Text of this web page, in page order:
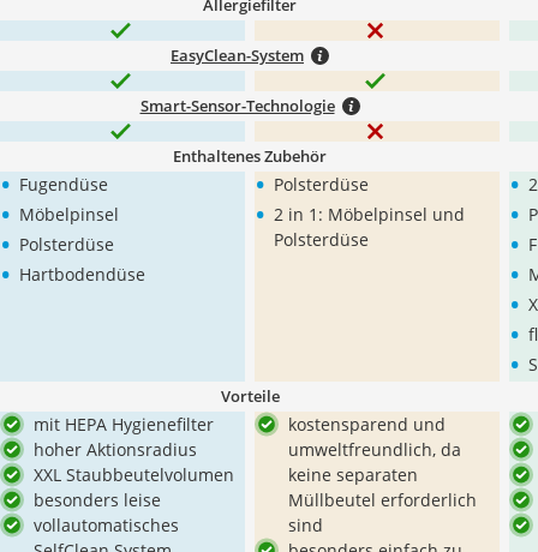
Allergiefilter
EasyClean-System
Smart-Sensor-Technologie
Enthaltenes Zubehör
• Fugendüse
• Möbelpinsel
• Polsterdüse
• Hartbodendüse
• Polsterdüse
• 2 in 1: Möbelpinsel und
Polsterdüse
•
•
•
•
•
•
•
Vorteile
mit HEPA Hygienefilter
hoher Aktionsradius
XXL Staubbeutelvolumen
besonders leise
vollautomatisches
kostensparend und
umweltfreundlich, da
keine separaten
Müllbeutel erforderlich
sind